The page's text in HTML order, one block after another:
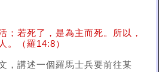
；若死了，是為主而死。所以，
。（羅14:8）
，講述一個羅馬士兵要前往某